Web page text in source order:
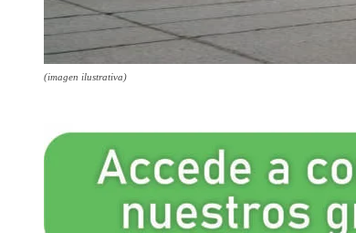
(imagen ilustrativa)